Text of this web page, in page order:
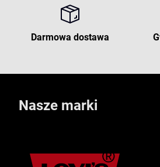
Darmowa dostawa
Nasze marki